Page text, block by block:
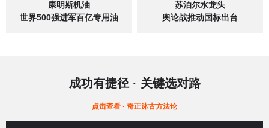
康明斯机油
世界500强进军百亿专用油
苏泊尔水龙头
舆论战推动国标出台
成功有捷径 · 关键选对路
点击查看 · 奇正沐古方法论